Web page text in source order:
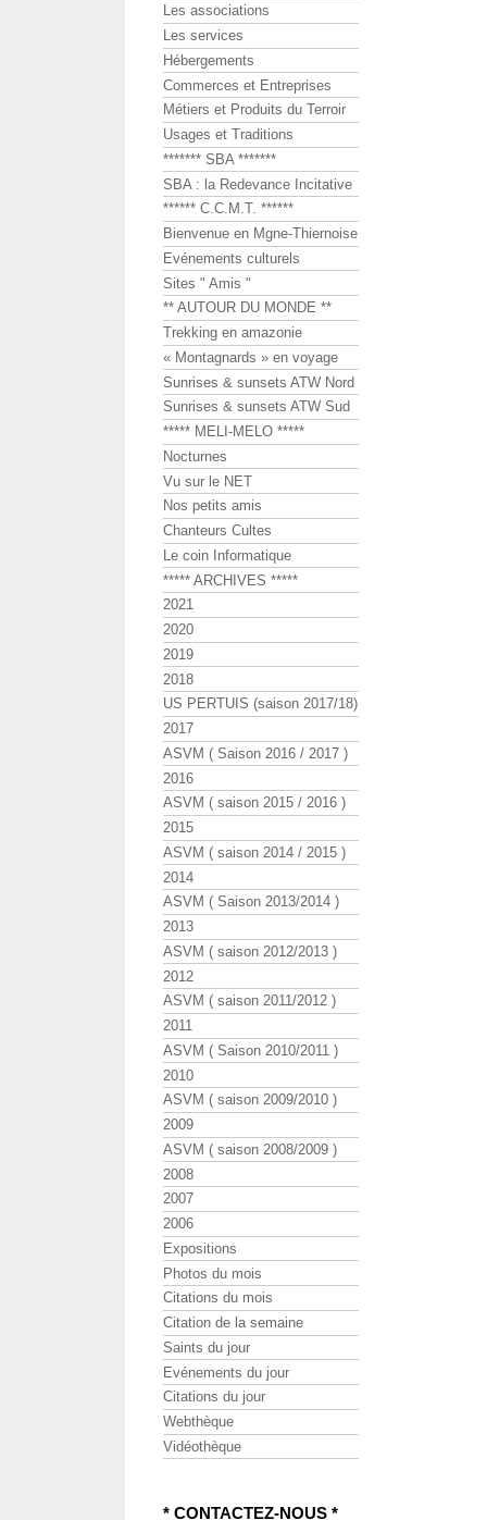
Les associations
Les services
Hébergements
Commerces et Entreprises
Métiers et Produits du Terroir
Usages et Traditions
******* SBA *******
SBA : la Redevance Incitative
****** C.C.M.T. ******
Bienvenue en Mgne-Thiernoise
Evénements culturels
Sites " Amis "
** AUTOUR DU MONDE **
Trekking en amazonie
« Montagnards » en voyage
Sunrises & sunsets ATW Nord
Sunrises & sunsets ATW Sud
***** MELI-MELO *****
Nocturnes
Vu sur le NET
Nos petits amis
Chanteurs Cultes
Le coin Informatique
***** ARCHIVES *****
2021
2020
2019
2018
US PERTUIS (saison 2017/18)
2017
ASVM ( Saison 2016 / 2017 )
2016
ASVM ( saison 2015 / 2016 )
2015
ASVM ( saison 2014 / 2015 )
2014
ASVM ( Saison 2013/2014 )
2013
ASVM ( saison 2012/2013 )
2012
ASVM ( saison 2011/2012 )
2011
ASVM ( Saison 2010/2011 )
2010
ASVM ( saison 2009/2010 )
2009
ASVM ( saison 2008/2009 )
2008
2007
2006
Expositions
Photos du mois
Citations du mois
Citation de la semaine
Saints du jour
Evénements du jour
Citations du jour
Webthèque
Vidéothèque
* CONTACTEZ-NOUS *